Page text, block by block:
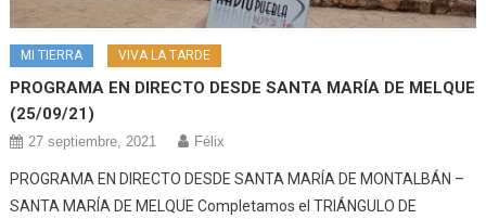
MI TIERRA VIVA LA TARDE
PROGRAMA EN DIRECTO DESDE SANTA MARÍA DE MELQUE
(25/09/21)
27 septiembre, 2021 Félix
PROGRAMA EN DIRECTO DESDE SANTA MARÍA DE MONTALBÁN –
SANTA MARÍA DE MELQUE Completamos el TRIÁNGULO DE